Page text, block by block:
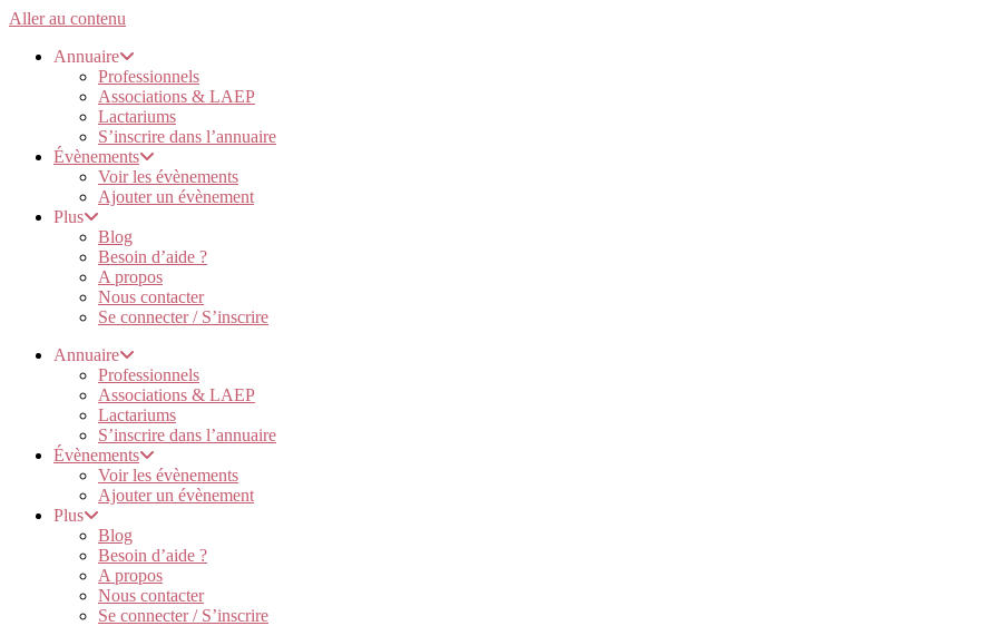
Aller au contenu
Annuaire
Professionnels
Associations & LAEP
Lactariums
S’inscrire dans l’annuaire
Évènements
Voir les évènements
Ajouter un évènement
Plus
Blog
Besoin d’aide ?
A propos
Nous contacter
Se connecter / S’inscrire
Annuaire
Professionnels
Associations & LAEP
Lactariums
S’inscrire dans l’annuaire
Évènements
Voir les évènements
Ajouter un évènement
Plus
Blog
Besoin d’aide ?
A propos
Nous contacter
Se connecter / S’inscrire